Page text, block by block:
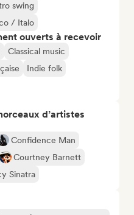
swing
/ Italo
ouverts à recevoir
Classical music
Indie folk
d’artistes
Confidence Man
Courtney Barnett
Sinatra